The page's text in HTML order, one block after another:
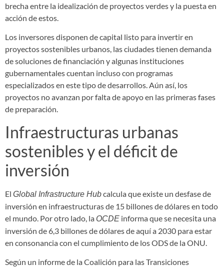
brecha entre la idealización de proyectos verdes y la puesta en
acción de estos.
Los inversores disponen de capital listo para invertir en
proyectos sostenibles urbanos, las ciudades tienen demanda
de soluciones de financiación y algunas instituciones
gubernamentales cuentan incluso con programas
especializados en este tipo de desarrollos. Aún así, los
proyectos no avanzan por falta de apoyo en las primeras fases
de preparación.
Infraestructuras urbanas
sostenibles y el déficit de
inversión
El Global Infrastructure Hubcalcula que existe un desfase de
inversión en infraestructuras de 15 billones de dólares en todo
el mundo. Por otro lado, la OCDE informa que se necesita una
inversión de 6,3 billones de dólares de aquí a 2030 para estar
en consonancia con el cumplimiento de los ODS de la ONU.
Según un informe de la Coalición para las Transiciones